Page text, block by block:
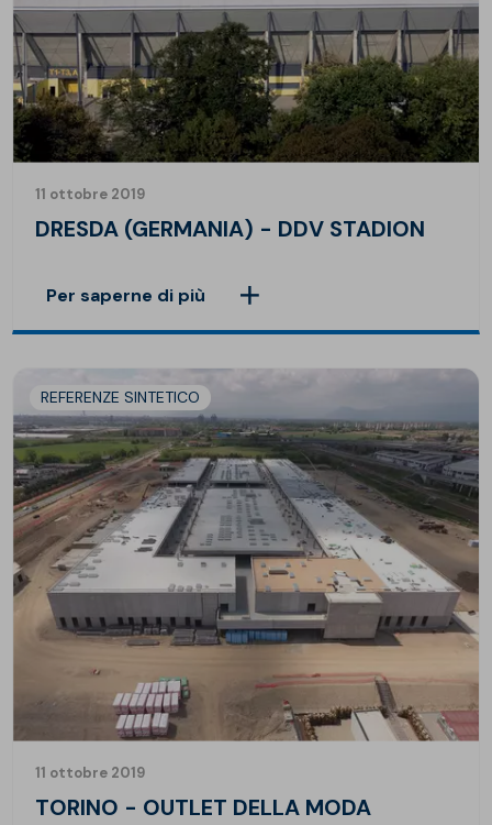
11 ottobre 2019
DRESDA (GERMANIA) - DDV STADION
Per saperne di più
REFERENZE SINTETICO
11 ottobre 2019
TORINO - OUTLET DELLA MODA